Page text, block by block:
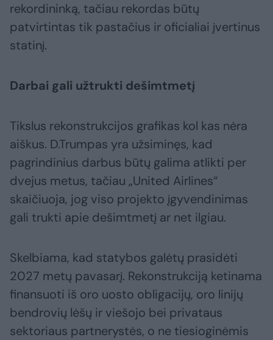
rekordininką, tačiau rekordas būtų
patvirtintas tik pastačius ir oficialiai įvertinus
statinį.
Darbai gali užtrukti dešimtmetį
Tikslus rekonstrukcijos grafikas kol kas nėra
aiškus. D.Trumpas yra užsiminęs, kad
pagrindinius darbus būtų galima atlikti per
dvejus metus, tačiau „United Airlines“
skaičiuoja, jog viso projekto įgyvendinimas
gali trukti apie dešimtmetį ar net ilgiau.
Skelbiama, kad statybos galėtų prasidėti
2027 metų pavasarį. Rekonstrukciją ketinama
finansuoti iš oro uosto obligacijų, oro linijų
bendrovių lėšų ir viešojo bei privataus
sektoriaus partnerystės, o ne tiesioginėmis